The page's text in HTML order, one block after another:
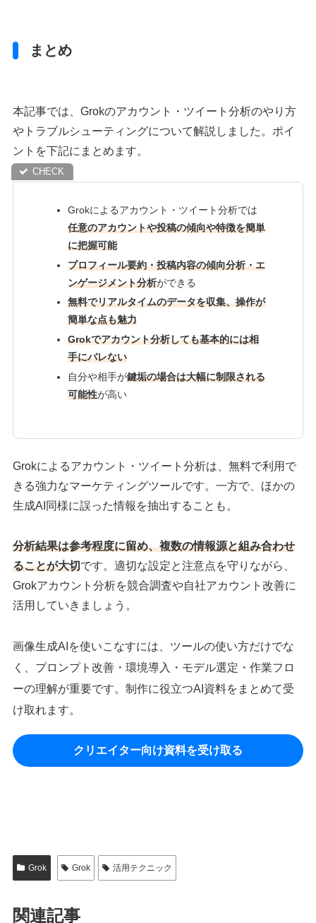
まとめ
本記事では、Grokのアカウント・ツイート分析のやり方
やトラブルシューティングについて解説しました。ポイ
ントを下記にまとめます。
Grokによるアカウント・ツイート分析では
任意のアカウントや投稿の傾向や特徴を簡単
に把握可能
プロフィール要約・投稿内容の傾向分析・エ
ンゲージメント分析ができる
無料でリアルタイムのデータを収集、操作が
簡単な点も魅力
Grokでアカウント分析しても基本的には相
手にバレない
自分や相手が鍵垢の場合は大幅に制限される
可能性が高い
Grokによるアカウント・ツイート分析は、無料で利用で
きる強力なマーケティングツールです。一方で、ほかの
生成AI同様に誤った情報を抽出することも。
分析結果は参考程度に留め、複数の情報源と組み合わせ
ることが大切です。適切な設定と注意点を守りながら、
Grokアカウント分析を競合調査や自社アカウント改善に
活用していきましょう。
画像生成AIを使いこなすには、ツールの使い方だけでな
く、プロンプト改善・環境導入・モデル選定・作業フロ
ーの理解が重要です。制作に役立つAI資料をまとめて受
け取れます。
クリエイター向け資料を受け取る
Grok Grok 活用テクニック
関連記事